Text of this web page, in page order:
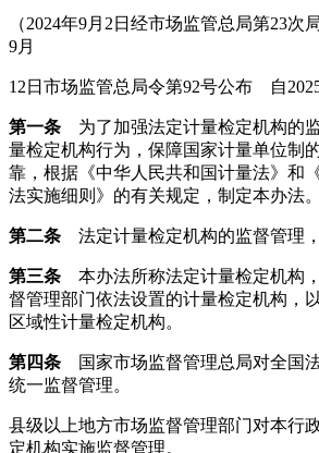
（2024年9月2日经市场监管总局第23
9月
12日市场监管总局令第92号公布 自
第一条 为了加强法定计量检定机构的
量检定机构行为，保障国家计量单位制
靠，根据《中华人民共和国计量法》和
法实施细则》的有关规定，制定本办法。
第二条 法定计量检定机构的监督管理，
第三条 本办法所称法定计量检定机构
督管理部门依法设置的计量检定机构，
区域性计量检定机构。
第四条 国家市场监督管理总局对全国
统一监督管理。
县级以上地方市场监督管理部门对本行
定机构实施监督管理。